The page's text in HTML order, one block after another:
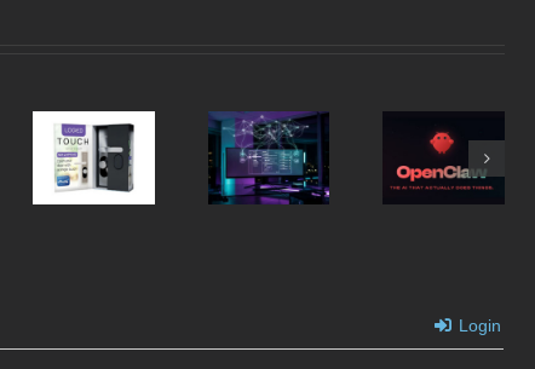
Unifi G6
Pro Entry
LOQED
Smartlock
OpenClaw
Architectuur
Login